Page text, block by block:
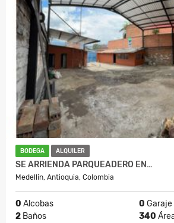
BODEGA ALQUILER
SE ARRIENDA PARQUEADERO EN…
Medellín, Antioquia, Colombia
0 Alcobas 0 Garaje
2 Baños 340